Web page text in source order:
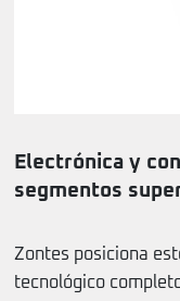
Electrónica y
segmentos
Zontes posiciona
tecnológico